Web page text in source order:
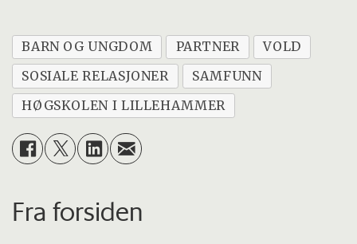
BARN OG UNGDOM PARTNER
VOLD
SOSIALE RELASJONER
SAMFUNN
HØGSKOLEN I LILLEHAMMER
Fra forsiden